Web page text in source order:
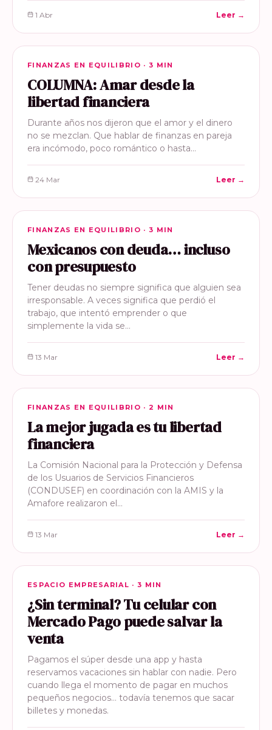
1 Abr Leer →
FINANZAS EN EQUILIBRIO
FINANZAS EN EQUILIBRIO · 3 MIN
COLUMNA: Amar desde la
libertad financiera
Durante años nos dijeron que el amor y el dinero
no se mezclan. Que hablar de finanzas en pareja
era incómodo, poco romántico o hasta…
24 Mar Leer →
FINANZAS EN EQUILIBRIO
FINANZAS EN EQUILIBRIO · 3 MIN
Mexicanos con deuda… incluso
con presupuesto
Tener deudas no siempre significa que alguien sea
irresponsable. A veces significa que perdió el
trabajo, que intentó emprender o que
simplemente la vida se…
13 Mar Leer →
FINANZAS EN EQUILIBRIO
FINANZAS EN EQUILIBRIO · 2 MIN
La mejor jugada es tu libertad
financiera
La Comisión Nacional para la Protección y Defensa
de los Usuarios de Servicios Financieros
(CONDUSEF) en coordinación con la AMIS y la
Amafore realizaron el…
13 Mar Leer →
ESPACIO EMPRESARIAL
ESPACIO EMPRESARIAL · 3 MIN
¿Sin terminal? Tu celular con
Mercado Pago puede salvar la
venta
Pagamos el súper desde una app y hasta
reservamos vacaciones sin hablar con nadie. Pero
cuando llega el momento de pagar en muchos
pequeños negocios… todavía tenemos que sacar
billetes y monedas.